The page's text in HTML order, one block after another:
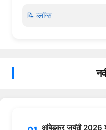
📝 ब्लॉग्स
आंबेडकर जयंती 2026